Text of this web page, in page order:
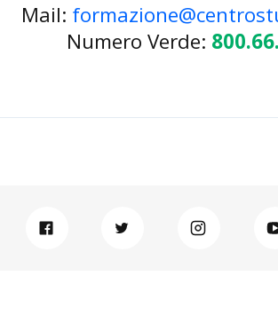
Mail:
Numero Verde: